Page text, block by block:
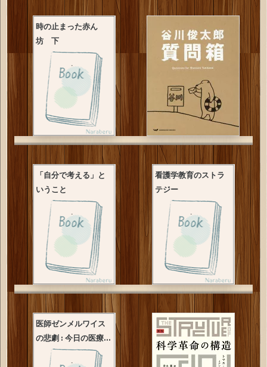
時の止まった赤ん
坊 下
「自分で考える」と
いうこと
看護学教育のストラ
テジー
医師ゼンメルワイス
の悲劇 : 今日の医療...